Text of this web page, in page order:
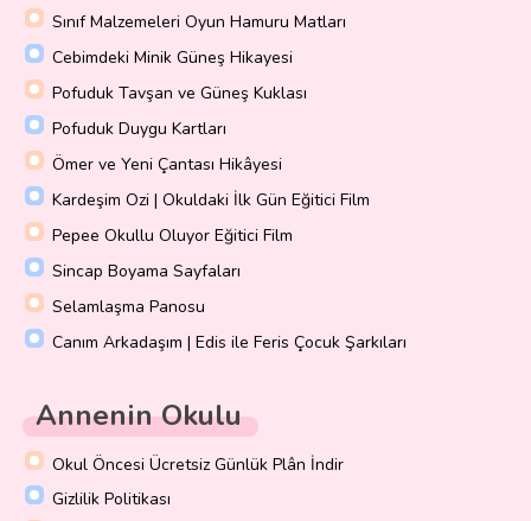
Sınıf Malzemeleri Oyun Hamuru Matları
Cebimdeki Minik Güneş Hikayesi
Pofuduk Tavşan ve Güneş Kuklası
Pofuduk Duygu Kartları
Ömer ve Yeni Çantası Hikâyesi
Kardeşim Ozi | Okuldaki İlk Gün Eğitici Film
Pepee Okullu Oluyor Eğitici Film
Sincap Boyama Sayfaları
Selamlaşma Panosu
Canım Arkadaşım | Edis ile Feris Çocuk Şarkıları
Annenin Okulu
Okul Öncesi Ücretsiz Günlük Plân İndir
Gizlilik Politikası